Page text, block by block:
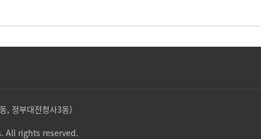
, 정부대전청사3동)
All rights reserved.